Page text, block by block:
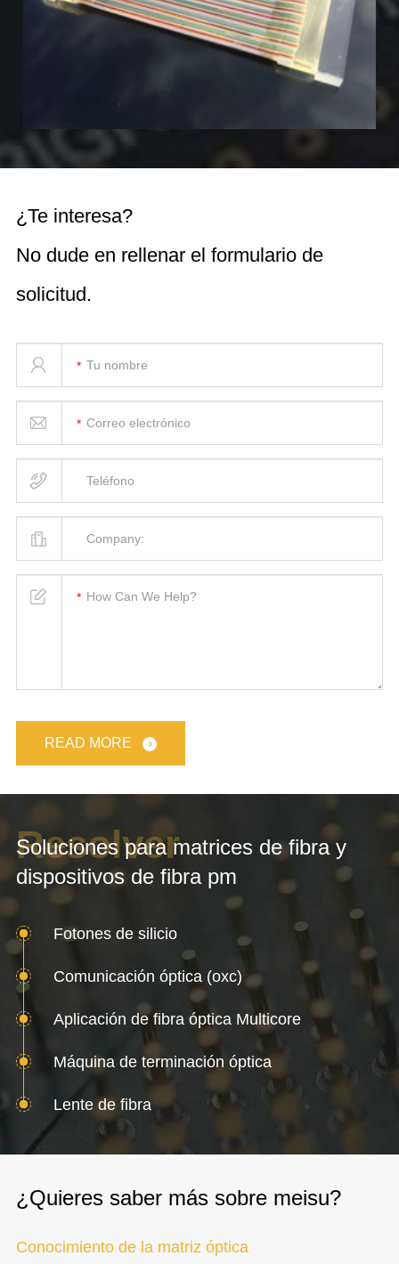
¿Te interesa?
No dude en rellenar el formulario de
solicitud.
READ MORE
Soluciones para matrices de fibra y
dispositivos de fibra pm
Resolver
Fotones de silicio
Comunicación óptica (oxc)
Aplicación de fibra óptica Multicore
Máquina de terminación óptica
Lente de fibra
¿Quieres saber más sobre meisu?
Conocimiento de la matriz óptica